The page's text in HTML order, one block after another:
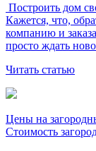
Построить дом
Кажется, что,
компанию и
просто ждать
Читать статью
Цены на
Стоимость